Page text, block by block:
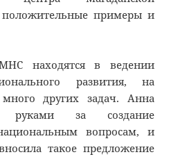
положительные примеры и
находятся в ведении
развития, на
других задач. Анна
руками за создание
вопросам, и
такое предложение